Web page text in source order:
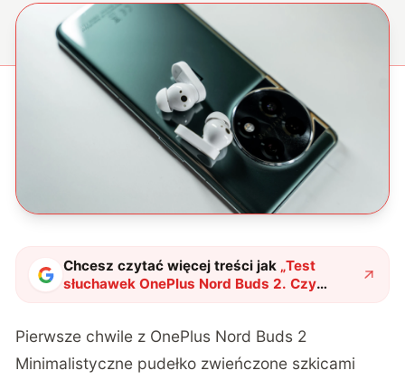
Chcesz czytać więcej treści jak „Test
słuchawek OnePlus Nord Buds 2. Czy
unikalny wygląd idzie w parze z
Pierwsze chwile z OnePlus Nord Buds 2
Minimalistyczne pudełko zwieńczone szkicami